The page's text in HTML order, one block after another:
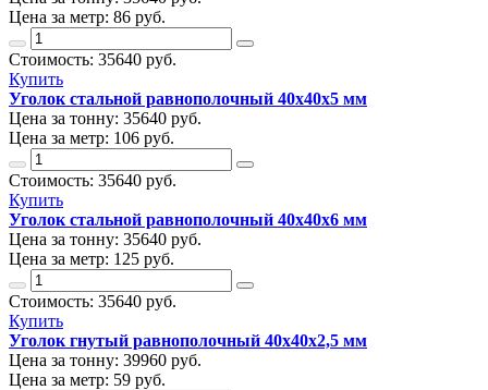
Цена за метр: 86 руб.
Стоимость: 35640 руб.
Купить
Уголок стальной равнополочный 40х40х5 мм
Цена за тонну: 35640 руб.
Цена за метр: 106 руб.
Стоимость: 35640 руб.
Купить
Уголок стальной равнополочный 40х40х6 мм
Цена за тонну: 35640 руб.
Цена за метр: 125 руб.
Стоимость: 35640 руб.
Купить
Уголок гнутый равнополочный 40х40х2,5 мм
Цена за тонну: 39960 руб.
Цена за метр: 59 руб.